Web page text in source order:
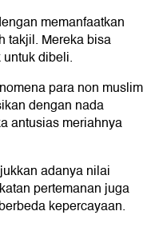
memanfaatkan
takjil. Mereka bisa
dibeli.
para non muslim
dengan nada
antusias meriahnya
adanya nilai
pertemanan juga
kepercayaan.